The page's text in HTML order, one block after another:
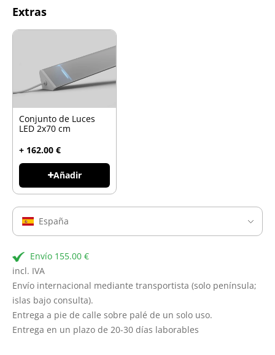
Extras
Conjunto de Luces
LED 2x70 cm
+ 162.00 €
Añadir
España
Envío 155.00 €
incl. IVA
Envío internacional mediante transportista (solo península;
islas bajo consulta).
Entrega a pie de calle sobre palé de un solo uso.
Entrega en un plazo de 20-30 días laborables